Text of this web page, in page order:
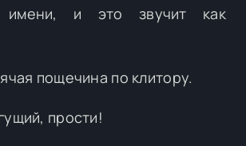
имени, и это звучит как
пощечина по клитору.
прости!